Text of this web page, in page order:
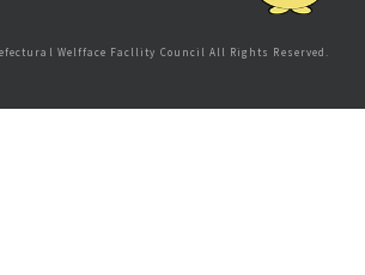
Welfface Facllity Council All Rights Reserved.